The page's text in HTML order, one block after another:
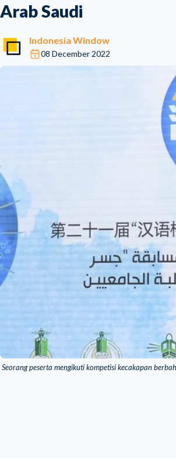
Arab Saudi
Indonesia Window
08 December 2022
Seorang peserta mengikuti kompetisi kecakapan